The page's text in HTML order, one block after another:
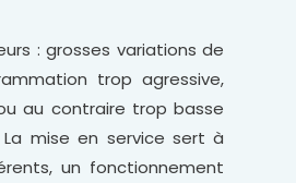
: grosses variations de
trop agressive,
au contraire trop basse
La mise en service sert à
un fonctionnement